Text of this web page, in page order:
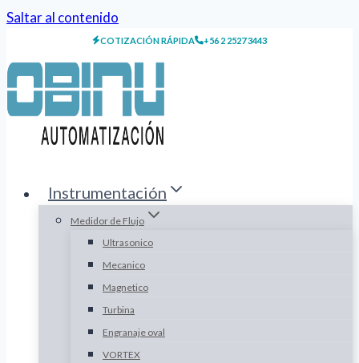
Saltar al contenido
COTIZACIÓN RÁPIDA +56 2 2527 3443
Instrumentación
Medidor de Flujo
Ultrasonico
Mecanico
Magnetico
Turbina
Engranaje oval
VORTEX